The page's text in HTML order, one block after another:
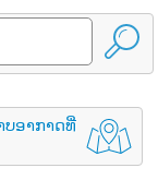
ອາກາດທີ່